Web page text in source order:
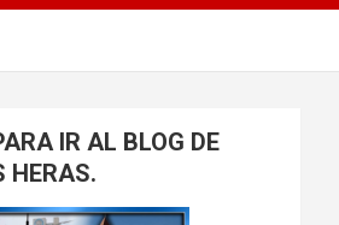
IR AL BLOG DE
HERAS.